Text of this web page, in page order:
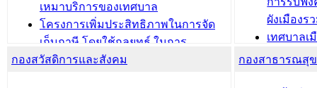
อนุญาตให้มีถิ่นที่อยู่
ประชุมคณะกรรมการประเมินผลการ
ควบคุมภายในของ สำนัก/กอง/
โรงเรียน/ศูนย์พัฒนาเด็กเล็ก/สถานธนา
เหมาบริการของเทศบาล
โครงการเพิ่มประสิทธิภาพในการจัด
เก็บภาษี โดยใช้กลยุทธ์ ในการ
พัฒนาการจัดเก็บรายได้ ประจำปี พ.ศ.
ผังเมืองร
เทศบาลเ
โครงการ
กองสวัสดิการและสังคม กองสาธารณสุ